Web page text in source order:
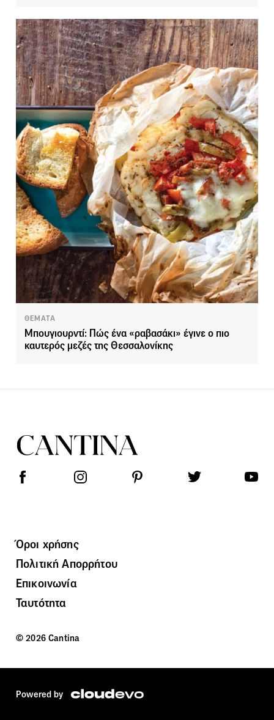
ΘΕΜΑΤΑ
Μπουγιουρντί: Πώς ένα «ραβασάκι» έγινε ο πιο
καυτερός μεζές της Θεσσαλονίκης
Όροι χρήσης
Πολιτική Απορρήτου
Επικοινωνία
Ταυτότητα
© 2026 Cantina
Powered by